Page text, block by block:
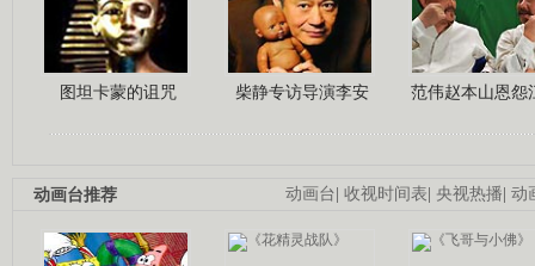
图坦卡蒙的诅咒 柴静专访导演李安 范伟赵本山恩怨
动画台 收视时间表 央视热播 动
动画台推荐